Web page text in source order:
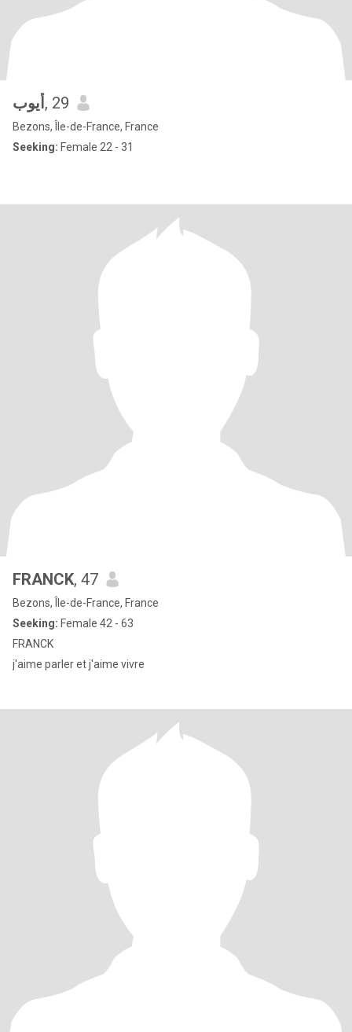
أيوب , 29
Bezons, Île-de-France, France
Seeking: Female 22 - 31
FRANCK, 47
Bezons, Île-de-France, France
Seeking: Female 42 - 63
FRANCK
j'aime parler et j'aime vivre